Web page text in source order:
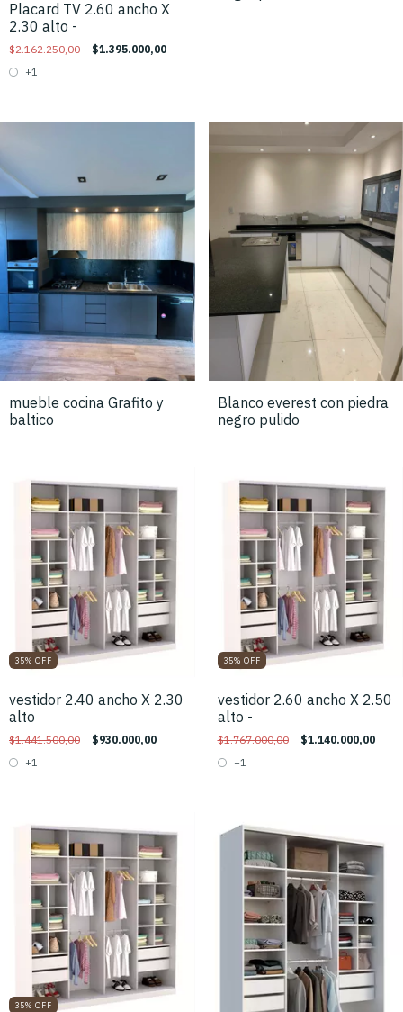
Placard TV 2.60 ancho X
2.30 alto -
$2.162.250,00 $1.395.000,00
+1
mueble cocina Grafito y
baltico
Blanco everest con piedra
negro pulido
35% OFF
vestidor 2.40 ancho X 2.30
alto
$1.441.500,00 $930.000,00
+1
35% OFF
vestidor 2.60 ancho X 2.50
alto -
$1.767.000,00 $1.140.000,00
+1
35% OFF